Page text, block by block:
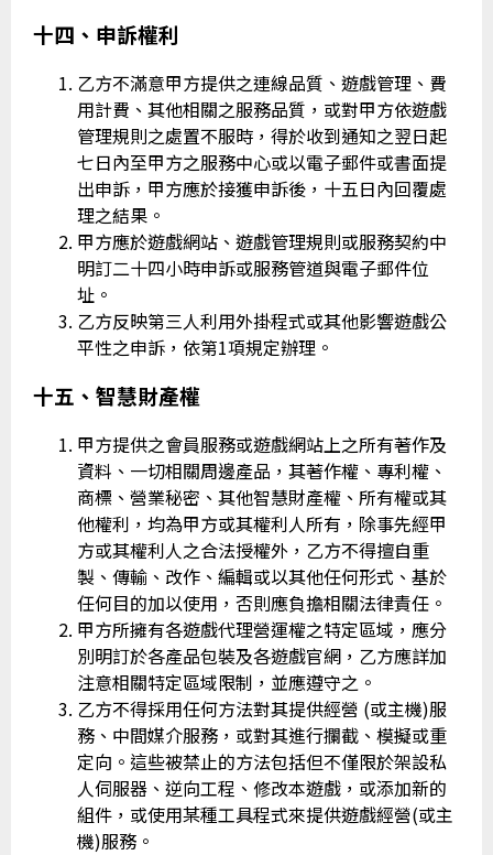
十四、申訴權利
乙方不滿意甲方提供之連線品質、遊戲管理、費
用計費、其他相關之服務品質，或對甲方依遊戲
管理規則之處置不服時，得於收到通知之翌日起
七日內至甲方之服務中心或以電子郵件或書面提
出申訴，甲方應於接獲申訴後，十五日內回覆處
理之結果。
甲方應於遊戲網站、遊戲管理規則或服務契約中
明訂二十四小時申訴或服務管道與電子郵件位
址。
乙方反映第三人利用外掛程式或其他影響遊戲公
平性之申訴，依第1項規定辦理。
十五、智慧財產權
甲方提供之會員服務或遊戲網站上之所有著作及
資料、一切相關周邊產品，其著作權、專利權、
商標、營業秘密、其他智慧財產權、所有權或其
他權利，均為甲方或其權利人所有，除事先經甲
方或其權利人之合法授權外，乙方不得擅自重
製、傳輸、改作、編輯或以其他任何形式、基於
任何目的加以使用，否則應負擔相關法律責任。
甲方所擁有各遊戲代理營運權之特定區域，應分
別明訂於各產品包裝及各遊戲官網，乙方應詳加
注意相關特定區域限制，並應遵守之。
乙方不得採用任何方法對其提供經營 (或主機)服
務、中間媒介服務，或對其進行攔截、模擬或重
定向。這些被禁止的方法包括但不僅限於架設私
人伺服器、逆向工程、修改本遊戲，或添加新的
組件，或使用某種工具程式來提供遊戲經營(或主
機)服務。